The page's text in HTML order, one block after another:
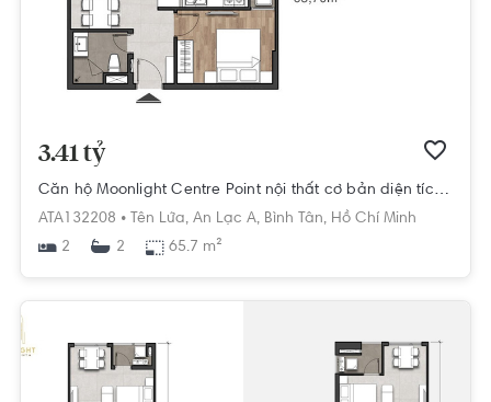
3.41 tỷ
Căn hộ Moonlight Centre Point nội thất cơ bản diện tích 65.7m²
ATA132208 •
Tên Lửa, An Lạc A, Bình Tân, Hồ Chí Minh
2
2 65.7 m²